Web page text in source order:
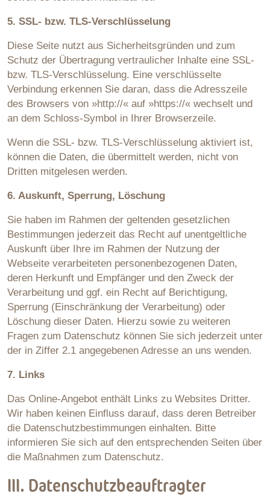
5. SSL- bzw. TLS-Verschlüsselung
Diese Seite nutzt aus Sicherheitsgründen und zum
Schutz der Übertragung vertraulicher Inhalte eine SSL-
bzw. TLS-Verschlüsselung. Eine verschlüsselte
Verbindung erkennen Sie daran, dass die Adresszeile
des Browsers von »http://« auf »https://« wechselt und
an dem Schloss-Symbol in Ihrer Browserzeile.
Wenn die SSL- bzw. TLS-Verschlüsselung aktiviert ist,
können die Daten, die übermittelt werden, nicht von
Dritten mitgelesen werden.
6. Auskunft, Sperrung, Löschung
Sie haben im Rahmen der geltenden gesetzlichen
Bestimmungen jederzeit das Recht auf unentgeltliche
Auskunft über Ihre im Rahmen der Nutzung der
Webseite verarbeiteten personenbezogenen Daten,
deren Herkunft und Empfänger und den Zweck der
Verarbeitung und ggf. ein Recht auf Berichtigung,
Sperrung (Einschränkung der Verarbeitung) oder
Löschung dieser Daten. Hierzu sowie zu weiteren
Fragen zum Datenschutz können Sie sich jederzeit unter
der in Ziffer 2.1 angegebenen Adresse an uns wenden.
7. Links
Das Online-Angebot enthält Links zu Websites Dritter.
Wir haben keinen Einfluss darauf, dass deren Betreiber
die Datenschutzbestimmungen einhalten. Bitte
informieren Sie sich auf den entsprechenden Seiten über
die Maßnahmen zum Datenschutz.
III. Datenschutzbeauftragter